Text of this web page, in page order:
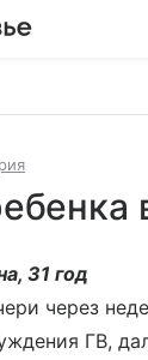
31 год
через
ГВ,